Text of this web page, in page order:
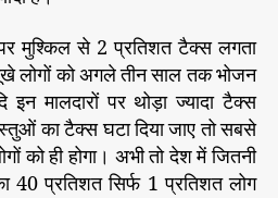
दि
या
है
पर मुश्किल से 2 प्रतिशत टैक्स लगता
लोगों को अगले तीन साल तक भोजन
मालदारों पर थोड़ा ज्यादा टैक्स
का टैक्स घटा दिया जाए तो सबसे
को ही होगा। अभी तो देश में जितनी
40 प्रतिशत सिर्फ 1 प्रतिशत लोग